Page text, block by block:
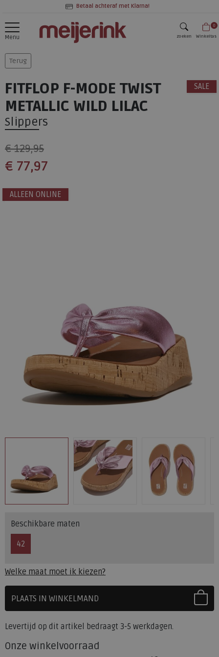
Betaal achteraf met Klarna!
Menu zoeken
0
Winkeltas
Terug
SALE
FITFLOP F-MODE TWIST
METALLIC WILD LILAC
Slippers
€ 129,95
€ 77,97
ALLEEN ONLINE
Beschikbare maten
42
Welke maat moet ik kiezen?
PLAATS IN WINKELMAND
SELECTEER EERST UW MAAT
Levertijd op dit artikel bedraagt 3-5 werkdagen.
Onze winkelvoorraad